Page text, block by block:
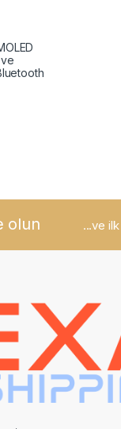
ve
olun ...ve